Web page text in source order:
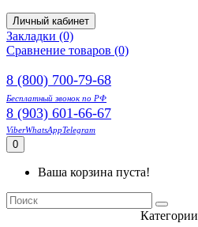
Личный кабинет
Закладки (0)
Сравнение товаров (0)
8 (800) 700-79-68
Бесплатный звонок по РФ
8 (903) 601-66-67
ViberWhatsAppTelegram
0
Ваша корзина пуста!
Категории